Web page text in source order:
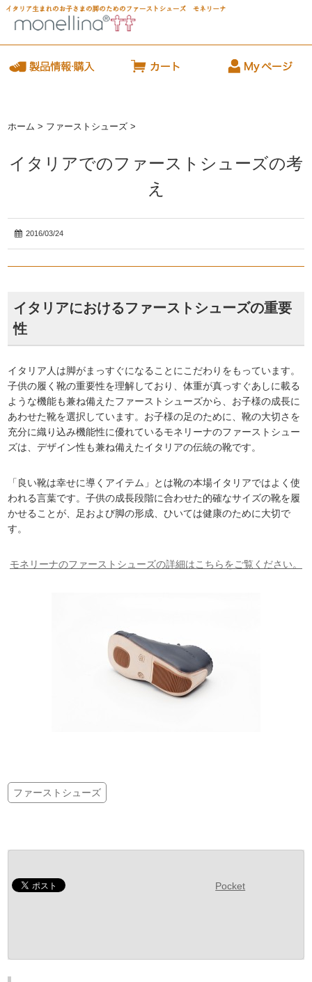
ホーム > ファーストシューズ >
イタリアでのファーストシューズの考
え
2016/03/24
イタリアにおけるファーストシューズの重要
性
イタリア人は脚がまっすぐになることにこだわりをもっています。
子供の履く靴の重要性を理解しており、体重が真っすぐあしに載る
ような機能も兼ね備えたファーストシューズから、お子様の成長に
あわせた靴を選択しています。お子様の足のために、靴の大切さを
充分に織り込み機能性に優れているモネリーナのファーストシュー
ズは、デザイン性も兼ね備えたイタリアの伝統の靴です。
「良い靴は幸せに導くアイテム」とは靴の本場イタリアではよく使
われる言葉です。子供の成長段階に合わせた的確なサイズの靴を履
かせることが、足および脚の形成、ひいては健康のために大切で
す。
モネリーナのファーストシューズの詳細はこちらをご覧ください。
ファーストシューズ
Pocket